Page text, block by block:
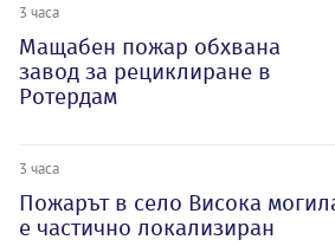
3 часа
Мащабен пожар обхвана
завод за рециклиране в
Ротердам
3 часа
Пожарът в село Висока
е частично локализиран